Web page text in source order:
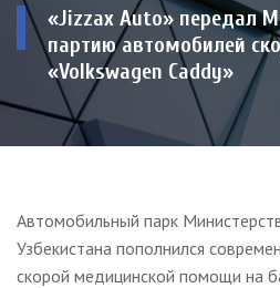
«Jizzax Auto» передал
партию автомобилей
«Volkswagen Caddy»
Автомобильный парк
Узбекистана пополнился
скорой медицинской помощи на